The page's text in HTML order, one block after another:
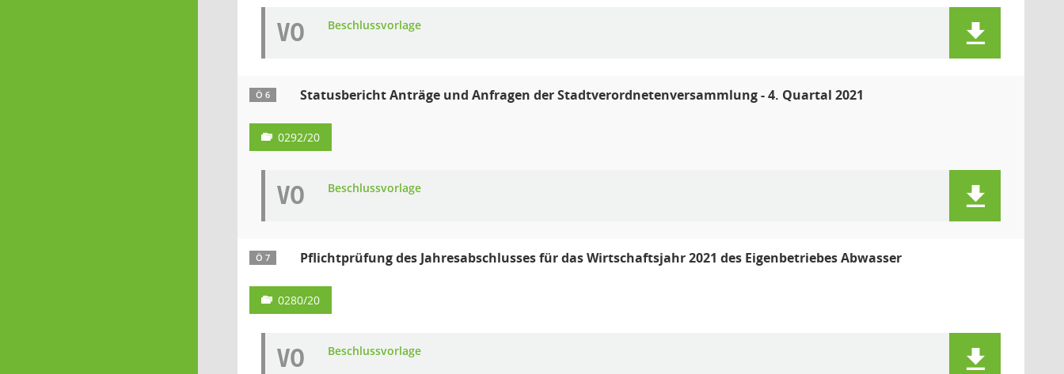
VO Beschlussvorlage
Ö 6 Statusbericht Anträge und Anfragen der Stadtverordnetenversammlung - 4. Quartal 2021
0292/20
VO Beschlussvorlage
Ö 7 Pflichtprüfung des Jahresabschlusses für das Wirtschaftsjahr 2021 des Eigenbetriebes Abwasser
0280/20
VO Beschlussvorlage